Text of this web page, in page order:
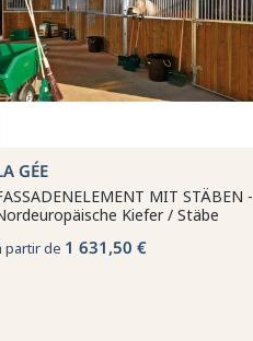
GÉE
MIT STÄBEN -
Kiefer / Stäbe
partir de 1 631,50 €